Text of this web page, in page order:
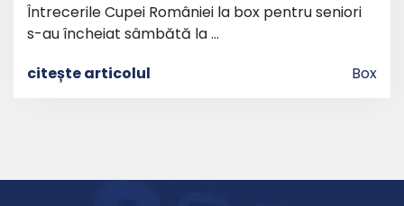
Întrecerile Cupei României la box pentru seniori
s-au încheiat sâmbătă la …
citește articolul
Box